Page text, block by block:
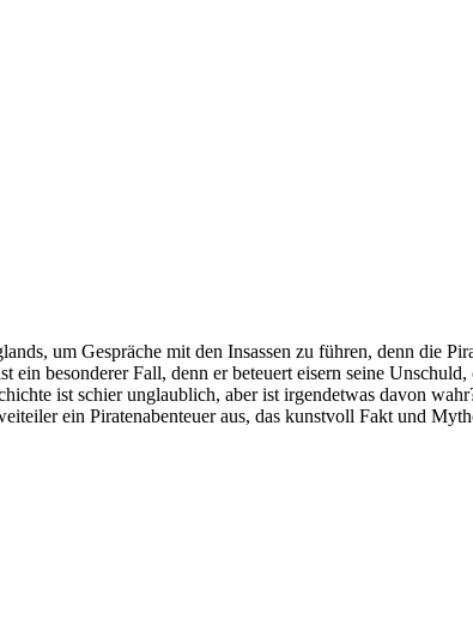
um Gespräche mit den Insassen zu führen, denn die
besonderer Fall, denn er beteuert eisern seine
ist schier unglaublich, aber ist irgendetwas davon
ein Piratenabenteuer aus, das kunstvoll Fakt und